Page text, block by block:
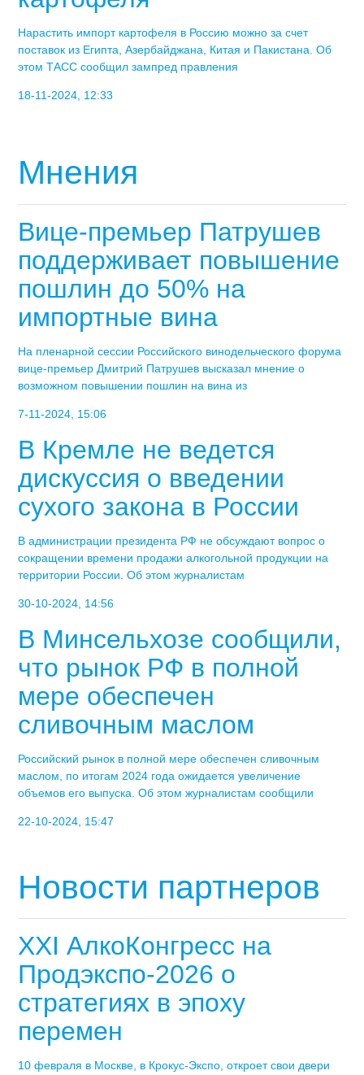
Нарастить импорт картофеля в Россию можно за счет
поставок из Египта, Азербайджана, Китая и Пакистана. Об
этом ТАСС сообщил зампред правления
18-11-2024, 12:33
Мнения
Вице-премьер Патрушев
поддерживает повышение
пошлин до 50% на
импортные вина
На пленарной сессии Российского винодельческого форума
вице-премьер Дмитрий Патрушев высказал мнение о
возможном повышении пошлин на вина из
7-11-2024, 15:06
В Кремле не ведется
дискуссия о введении
сухого закона в России
В администрации президента РФ не обсуждают вопрос о
сокращении времени продажи алкогольной продукции на
территории России. Об этом журналистам
30-10-2024, 14:56
В Минсельхозе сообщили,
что рынок РФ в полной
мере обеспечен
сливочным маслом
Российский рынок в полной мере обеспечен сливочным
маслом, по итогам 2024 года ожидается увеличение
объемов его выпуска. Об этом журналистам сообщили
22-10-2024, 15:47
Новости партнеров
XXI АлкоКонгресс на
Продэкспо-2026 о
стратегиях в эпоху
перемен
10 февраля в Москве, в Крокус-Экспо, откроет свои двери